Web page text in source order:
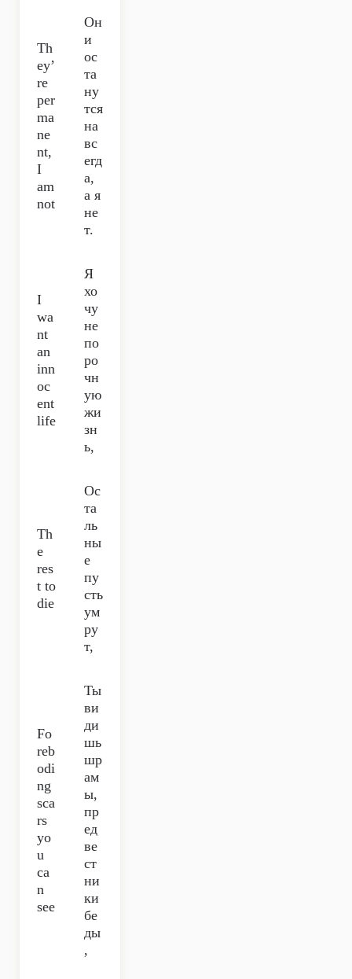
Th
ey’
re
per
ma
ne
nt,
I
am
not
Он
и
ос
та
ну
тся
на
вс
егд
а,
а я
не
т.
I
wa
nt
an
inn
oc
ent
life
Я
хо
чу
не
по
ро
чн
ую
жи
зн
ь,
Th
e
res
t to
die
Ос
та
ль
ны
е
пу
сть
ум
ру
т,
Fo
reb
odi
ng
sca
rs
yo
u
ca
n
see
Ты
ви
ди
шь
шр
ам
ы,
пр
ед
ве
ст
ни
ки
бе
ды
,